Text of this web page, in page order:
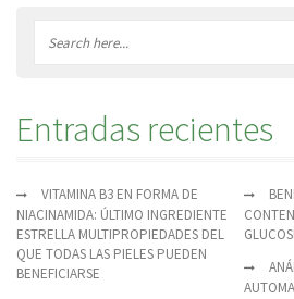
Entradas recientes
VITAMINA B3 EN FORMA DE
NIACINAMIDA: ÚLTIMO INGREDIENTE
ESTRELLA MULTIPROPIEDADES DEL
QUE TODAS LAS PIELES PUEDEN
BENEFICIARSE